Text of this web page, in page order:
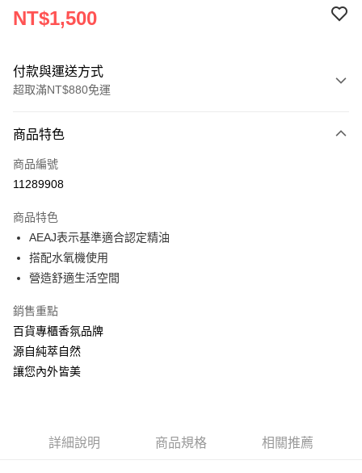
NT$1,500
付款與運送方式
超取滿NT$880免運
信用卡一次付款
超商取貨付款
Apple Pay
ATM付款
運送方式
全家取貨付款
每筆NT$60，滿NT$880(含以上)免運費
付款後全家取貨
商品特色
商品編號
11289908
商品特色
AEAJ表示基準適合認定精油
搭配水氧機使用
營造舒適生活空間
銷售重點
百貨專櫃香氛品牌
源自純萃自然
讓您內外皆美
詳細說明 商品規格 相關推薦